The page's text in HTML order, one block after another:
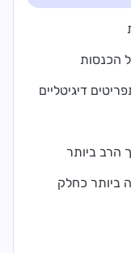
הכנסות
דיגיטליים
הרב ביותר
ביותר כחלק